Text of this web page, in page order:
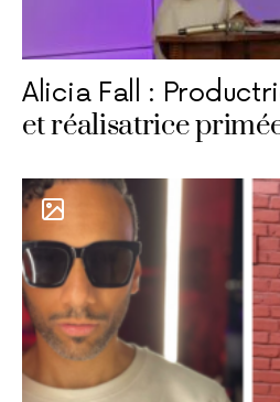
Alicia Fall :
et réalisatrice